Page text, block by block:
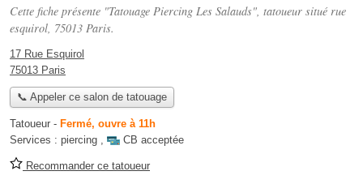
Cette fiche présente "Tatouage Piercing Les Salauds", tatoueur situé rue
esquirol, 75013 Paris.
17 Rue Esquirol
75013 Paris
📞 Appeler ce salon de tatouage
Tatoueur - Fermé, ouvre à 11h
Services : piercing , CB acceptée
Recommander ce tatoueur